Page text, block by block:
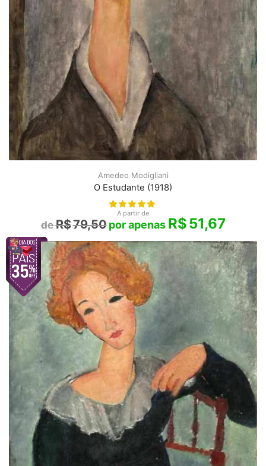
Amedeo Modigliani
O Estudante (1918)
A partir de
R$79,50 R$51,67